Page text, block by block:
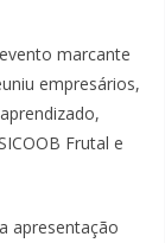
marcante
empresários,
Frutal e
apresentação